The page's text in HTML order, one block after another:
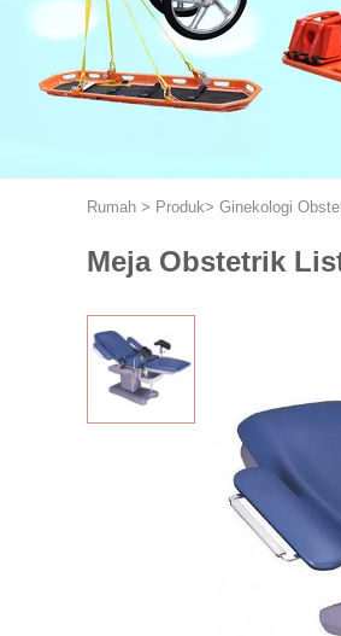
Rumah > Produk> Ginekologi
Meja Obstetrik